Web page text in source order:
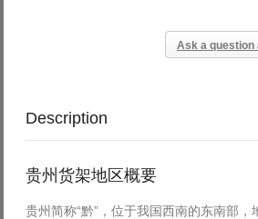
Ask a question
Description
贵州货架地区概要
贵州简称“黔”，位于我国西南的东南部，